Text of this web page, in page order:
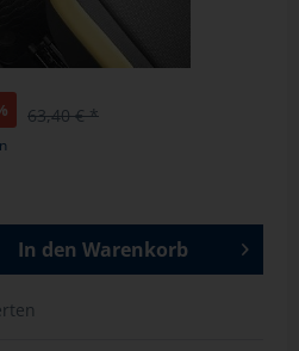
63,40 € *
In den Warenkorb